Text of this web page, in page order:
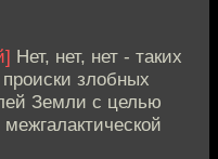
Нет, нет, нет - таких
злобных
Земли с целью